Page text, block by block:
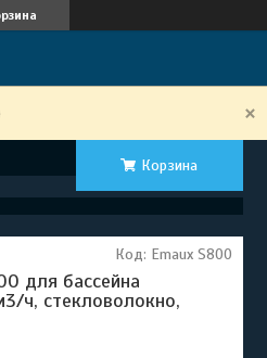
Корзина
для бассейна
ч, стекловолокно,
Код: Emaux S800